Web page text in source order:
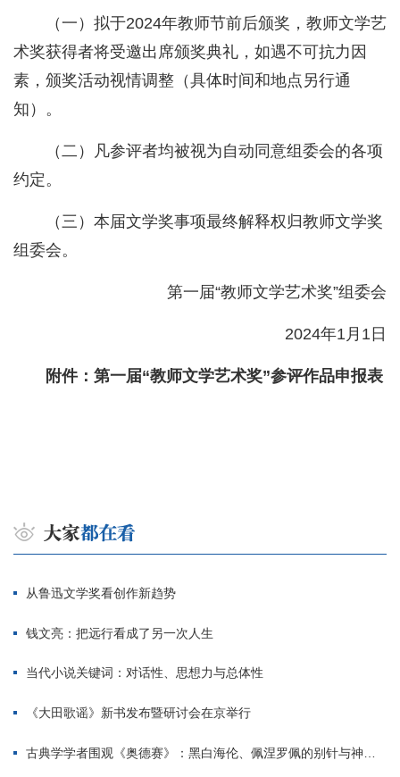
（一）拟于2024年教师节前后颁奖，教师文学艺
术奖获得者将受邀出席颁奖典礼，如遇不可抗力因
素，颁奖活动视情调整（具体时间和地点另行通
知）。
（二）凡参评者均被视为自动同意组委会的各项
约定。
（三）本届文学奖事项最终解释权归教师文学奖
组委会。
第一届“教师文学艺术奖”组委会
2024年1月1日
附件：第一届“教师文学艺术奖”参评作品申报表
从鲁迅文学奖看创作新趋势
钱文亮：把远行看成了另一次人生
当代小说关键词：对话性、思想力与总体性
《大田歌谣》新书发布暨研讨会在京举行
古典学学者围观《奥德赛》：黑白海伦、佩涅罗佩的别针与神秘入侵者